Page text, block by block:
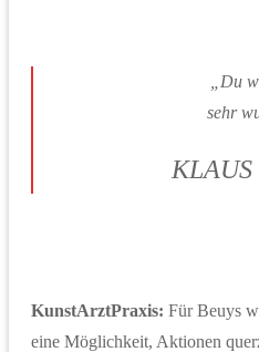
„Du
sehr
KLAUS
KunstArztPraxis: Für Beuys
eine Möglichkeit, Aktionen